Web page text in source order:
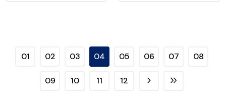
01 02 03 04 05 06 07 08
09 10 11 12